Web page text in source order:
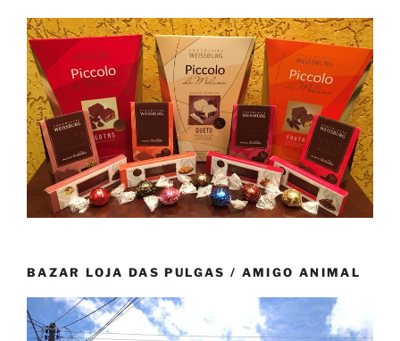
BAZAR LOJA DAS PULGAS / AMIGO ANIMAL